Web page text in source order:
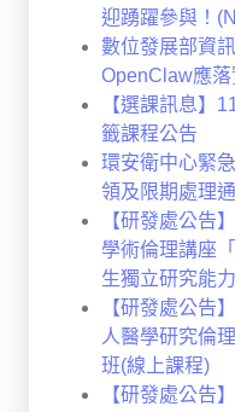
迎踴躍參與！
數位發展部資
OpenClaw應落
【選課訊息】
籤課程公告
環安衛中心緊
領及限期處理
【研發處公告
學術倫理講座
生獨立研究能力
【研發處公告
人醫學研究倫
班(線上課程)
【研發處公告